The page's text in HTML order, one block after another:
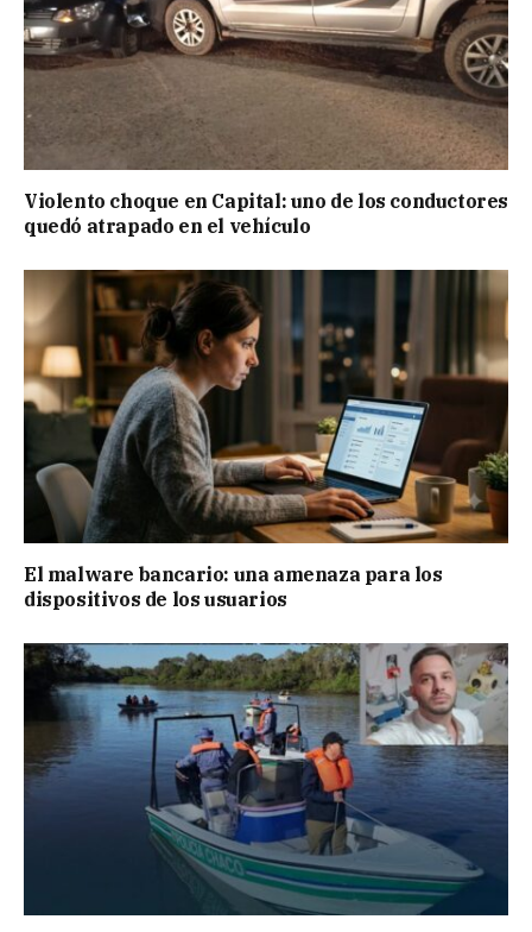
Violento choque en Capital: uno de los conductores
quedó atrapado en el vehículo
El malware bancario: una amenaza para los
dispositivos de los usuarios